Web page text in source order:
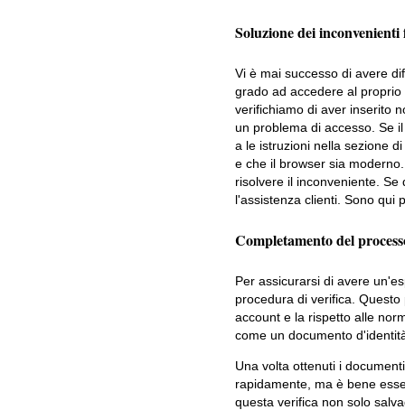
Soluzione dei
Vi è mai successo di avere
grado ad accedere al
verifichiamo di aver inserito
un problema di accesso. Se
a le istruzioni nella sezione
e che il browser sia
risolvere il inconveniente.
l'assistenza clienti. Sono qui
Completamento del
Per assicurarsi di avere
procedura di verifica.
account e la rispetto alle
come un documento
Una volta ottenuti i
rapidamente, ma è bene
questa verifica non solo